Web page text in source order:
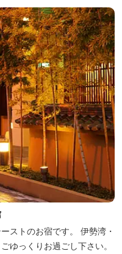
ストのお宿です。 伊勢湾・
ゆっくりお過ごし下さい。